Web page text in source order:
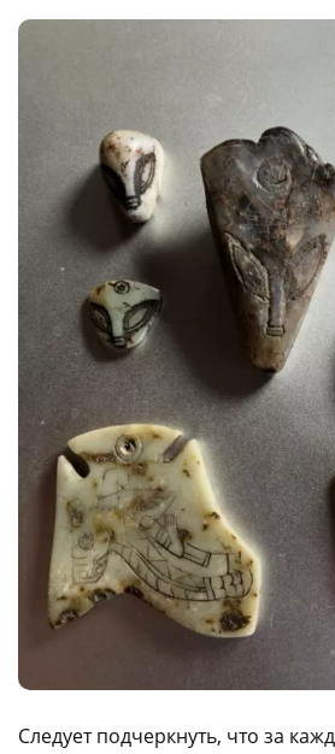
Следует подчеркнуть, что за